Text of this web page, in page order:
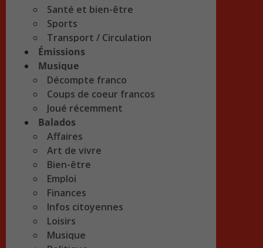
Santé et bien-être
Sports
Transport / Circulation
Émissions
Musique
Décompte franco
Coups de coeur francos
Joué récemment
Balados
Affaires
Art de vivre
Bien-être
Emploi
Finances
Infos citoyennes
Loisirs
Musique